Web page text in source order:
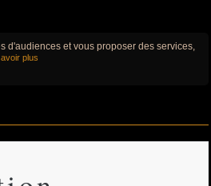
d'audiences et vous proposer des services,
plus